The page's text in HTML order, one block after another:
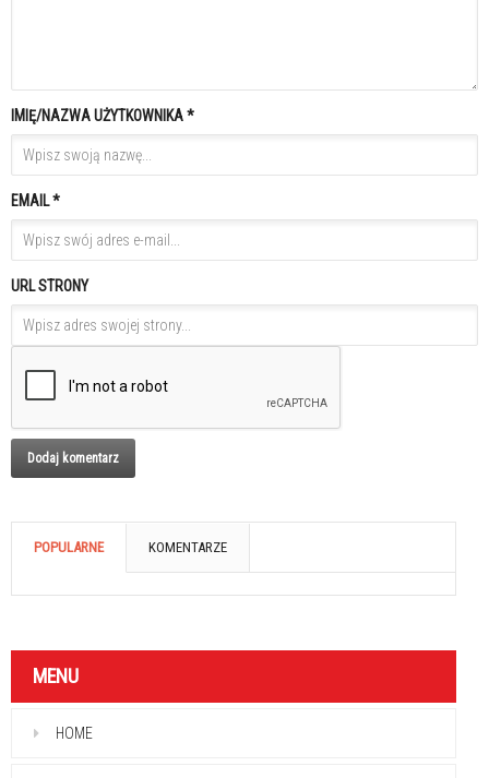
IMIĘ/NAZWA UŻYTKOWNIKA *
EMAIL *
URL STRONY
POPULARNE KOMENTARZE
MENU
HOME